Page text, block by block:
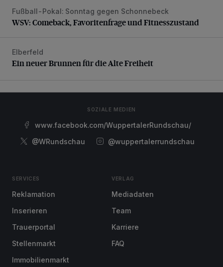
WSV: Comeback, Favoritenfrage und Fitnesszustand
Fußball-Pokal: Sonntag gegen Schonnebeck
WSV: Comeback, Favoritenfrage und Fitnesszustand
Ein neuer Brunnen für die Alte Freiheit
Elberfeld
Ein neuer Brunnen für die Alte Freiheit
SOZIALE MEDIEN
www.facebook.com/WuppertalerRundschau/
@WRundschau
@wuppertalerrundschau
SERVICES
Reklamation
Inserieren
Trauerportal
Stellenmarkt
Immobilienmarkt
VERLAG
Mediadaten
Team
Karriere
FAQ